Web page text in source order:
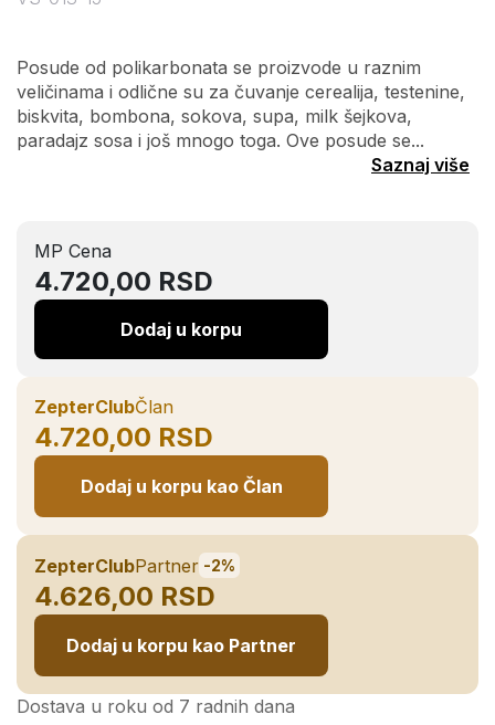
Posude od polikarbonata se proizvode u raznim
veličinama i odlične su za čuvanje cerealija, testenine,
biskvita, bombona, sokova, supa, milk šejkova,
paradajz sosa i još mnogo toga. Ove posude se...
Saznaj više
MP Cena
4.720,00 RSD
Dodaj u korpu
ZepterClubČlan
4.720,00 RSD
Dodaj u korpu kao Član
ZepterClubPartner -2%
4.626,00 RSD
Dodaj u korpu kao Partner
Dostava u roku od 7 radnih dana